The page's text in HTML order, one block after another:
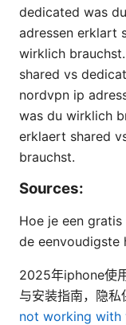
dedicated was
adressen erklart
wirklich
shared vs
nordvpn ip
was du wirklich
erklaert shared
brauchst.
Sources:
Hoe je een
de eenvoudigste
2025年iphone使
与安装指南，隐
not working with